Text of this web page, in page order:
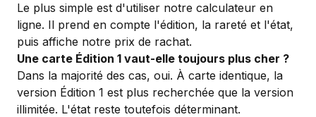
Le plus simple est d'utiliser notre calculateur en
ligne. Il prend en compte l'édition, la rareté et l'état,
puis affiche notre prix de rachat.
Une carte Édition 1 vaut-elle toujours plus cher ?
Dans la majorité des cas, oui. À carte identique, la
version Édition 1 est plus recherchée que la version
illimitée. L'état reste toutefois déterminant.